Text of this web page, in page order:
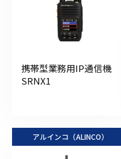
携帯型業務用IP通信機
SRNX1
アルインコ（ALINCO）